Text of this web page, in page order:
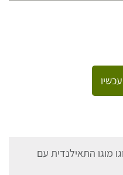
מוגו התאילנדית עם